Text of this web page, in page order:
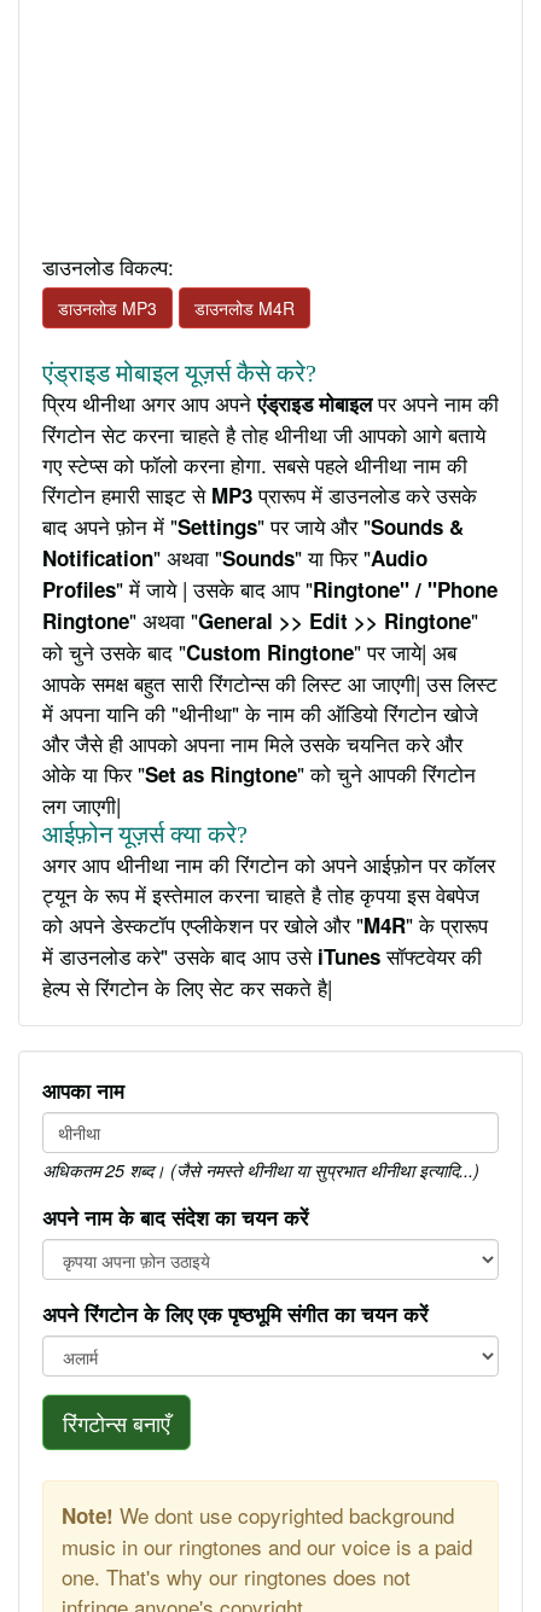
डाउनलोड विकल्प:
डाउनलोड MP3 डाउनलोड M4R
एंड्राइड मोबाइल यूज़र्स कैसे करे?
प्रिय थीनीथा अगर आप अपनेएंड्राइड मोबाइलपर अपने नाम की
रिंगटोन सेट करना चाहते है तोह थीनीथा जी आपको आगे बताये
गए स्टेप्स को फॉलो करना होगा. सबसे पहले थीनीथा नाम की
रिंगटोन हमारी साइट से MP3प्रारूप में डाउनलोड करे उसके
बाद अपने फ़ोन में "Settings" पर जाये और "Sounds &
Notification" अथवा "Sounds" या फिर "Audio
Profiles" में जाये | उसके बाद आप "Ringtone" / "Phone
Ringtone" अथवा "General >> Edit >> Ringtone"
को चुने उसके बाद "Custom Ringtone" पर जाये| अब
आपके समक्ष बहुत सारी रिंगटोन्स की लिस्ट आ जाएगी| उस लिस्ट
में अपना यानि की "थीनीथा" के नाम की ऑडियो रिंगटोन खोजे
और जैसे ही आपको अपना नाम मिले उसके चयनित करे और
ओके या फिर "Set as Ringtone" को चुने आपकी रिंगटोन
लग जाएगी|
आईफ़ोन यूज़र्स क्या करे?
अगर आप थीनीथा नाम की रिंगटोन को अपने आईफ़ोन पर कॉलर
ट्यून के रूप में इस्तेमाल करना चाहते है तोह कृपया इस वेबपेज
को अपने डेस्कटॉप एप्लीकेशन पर खोले और "M4R" के प्रारूप
में डाउनलोड करे" उसके बाद आप उसे iTunesसॉफ्टवेयर की
हेल्प से रिंगटोन के लिए सेट कर सकते है|
आपका नाम
अधिकतम 25 शब्द। (जैसे नमस्ते थीनीथा या सुप्रभात थीनीथा इत्यादि...)
अपने नाम के बाद संदेश का चयन करें
अपने रिंगटोन के लिए एक पृष्ठभूमि संगीत का चयन करें
रिंगटोन्स बनाएँ
Note! We dont use copyrighted background
music in our ringtones and our voice is a paid
one. That's why our ringtones does not
infringe anyone's copyright.